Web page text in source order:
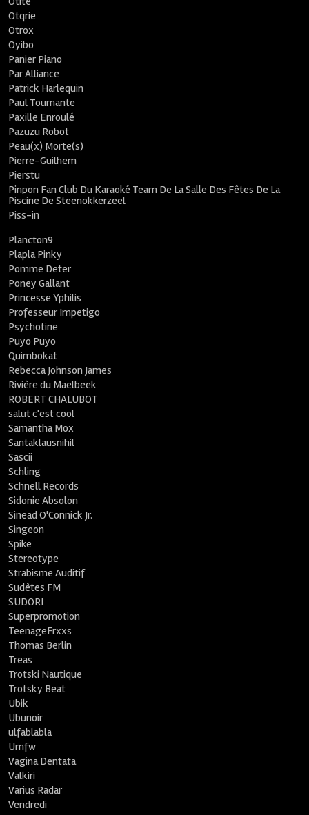
Otqrie
Otrox
Oyibo
Panier Piano
Par Alliance
Patrick Harlequin
Paul Tournante
Paxille Enroulé
Pazuzu Robot
Peau(x) Morte(s)
Pierre-Guilhem
Pierstu
Pinpon Fan Club Du Karaoké Team De La Salle Des Fêtes De La
Piscine De Steenokkerzeel
Piss-in
Plancton9
Plapla Pinky
Pomme Deter
Poney Gallant
Princesse Yphilis
Professeur Impetigo
Psychotine
Puyo Puyo
Quimbokat
Rebecca Johnson James
Rivière du Maelbeek
ROBERT CHALUBOT
salut c'est cool
Samantha Mox
Santaklausnihil
Sascii
Schling
Schnell Records
Sidonie Absolon
Sinead O'Connick Jr.
Singeon
Spike
Stereotype
Strabisme Auditif
Sudètes FM
SUDORI
Superpromotion
TeenageFrxxs
Thomas Berlin
Treas
Trotski Nautique
Trotsky Beat
Ubik
Ubunoir
ulfablabla
Umfw
Vagina Dentata
Valkiri
Varius Radar
Vendredi